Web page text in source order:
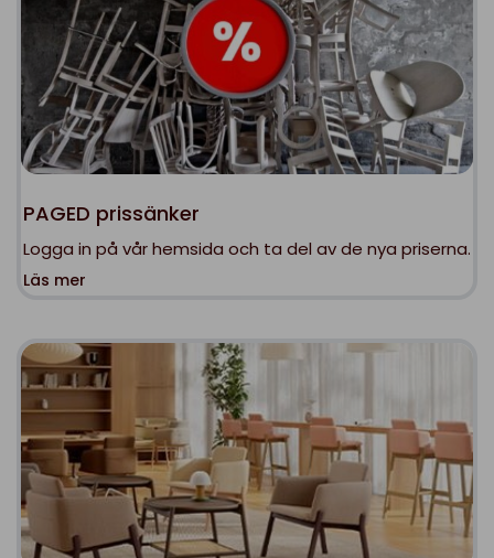
PAGED prissänker
Logga in på vår hemsida och ta del av de nya priserna.
Läs mer